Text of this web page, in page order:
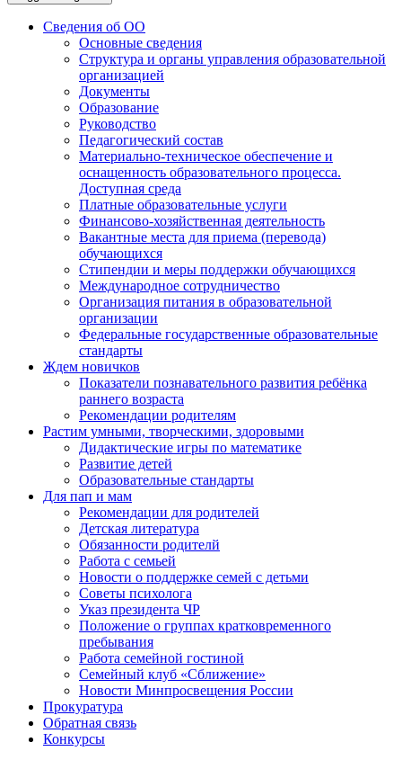
Сведения об ОО
Основные сведения
Структура и органы управления образовательной
организацией
Документы
Образование
Руководство
Педагогический состав
Материально-техническое обеспечение и
оснащенность образовательного процесса.
Доступная среда
Платные образовательные услуги
Финансово-хозяйственная деятельность
Вакантные места для приема (перевода)
обучающихся
Стипендии и меры поддержки обучающихся
Международное сотрудничество
Организация питания в образовательной
организации
Федеральные государственные образовательные
стандарты
Ждем новичков
Показатели познавательного развития ребёнка
раннего возраста
Рекомендации родителям
Растим умными, творческими, здоровыми
Дидактические игры по математике
Развитие детей
Образовательные стандарты
Для пап и мам
Рекомендации для родителей
Детская литература
Обязанности родителй
Работа с семьей
Новости о поддержке семей с детьми
Советы психолога
Указ президента ЧР
Положение о группах кратковременного
пребывания
Работа семейной гостиной
Семейный клуб «Сближение»
Новости Минпросвещения России
Прокуратура
Обратная связь
Конкурсы